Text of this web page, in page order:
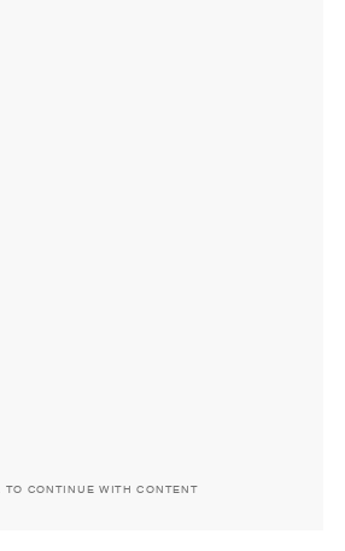
TO CONTINUE WITH CONTENT